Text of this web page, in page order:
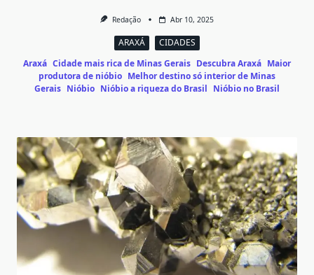
Redação Abr 10, 2025
ARAXÁ
CIDADES
Araxá Cidade mais rica de Minas Gerais Descubra Araxá Maior
produtora de nióbio Melhor destino só interior de Minas
Gerais Nióbio Nióbio a riqueza do Brasil Nióbio no Brasil